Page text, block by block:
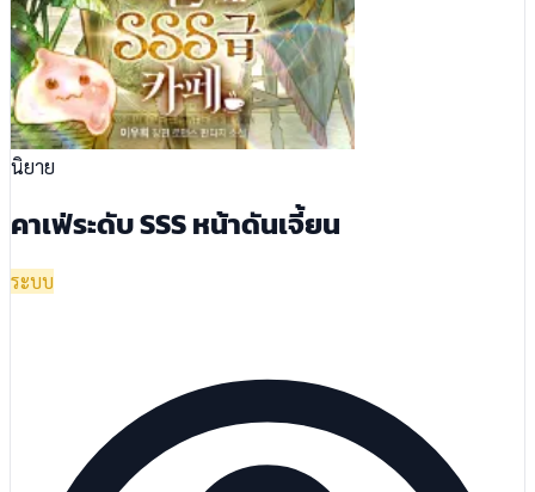
นิยาย
คาเฟ่ระดับ SSS หน้าดันเจี้ยน
ระบบ